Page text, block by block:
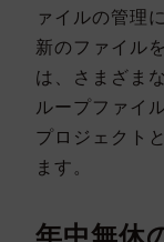
ァイルの管理
新のファイル
は、さまざま
ループファイ
プロジェクト
ます。
年中無休